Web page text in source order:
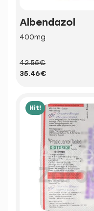
Albendazol
400mg
42.55€
35.46€
Hit!